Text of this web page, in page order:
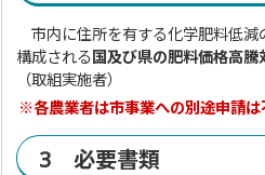
市内に住所を有する化学肥料低減
構成される国及び県の肥料価格高騰
（取組実施者）
※各農業者は市事業への別途申請は
3 必要書類